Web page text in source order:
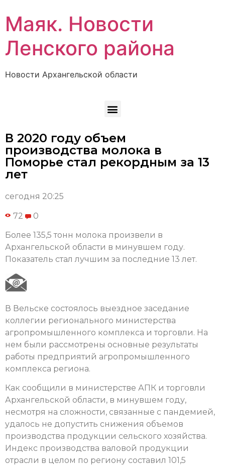
Маяк. Новости
Ленского района
Новости Архангельской области
В 2020 году объем
производства молока в
Поморье стал рекордным за 13
лет
сегодня 20:25
72 0
Более 135,5 тонн молока произвели в
Архангельской области в минувшем году.
Показатель стал лучшим за последние 13 лет.
В Вельске состоялось выездное заседание
коллегии регионального министерства
агропромышленного комплекса и торговли. На
нем были рассмотрены основные результаты
работы предприятий агропромышленного
комплекса региона.
Как сообщили в министерстве АПК и торговли
Архангельской области, в минувшем году,
несмотря на сложности, связанные с пандемией,
удалось не допустить снижения объемов
производства продукции сельского хозяйства.
Индекс производства валовой продукции
отрасли в целом по региону составил 101,5